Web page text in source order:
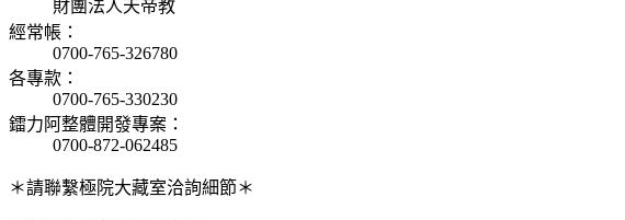
財團法人天帝教
經常帳 ：
0700-765-326780
各專款 ：
0700-765-330230
鐳力阿整體開發專案 ：
0700-872-062485
＊請聯繫極院大藏室洽詢細節＊